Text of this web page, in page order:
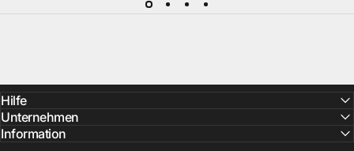
Hilfe
Unternehmen
Information